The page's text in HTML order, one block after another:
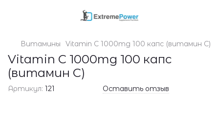
Витамины Vitamin C 1000mg 100 капс (витамин С)
Vitamin C 1000mg 100 капс
(витамин С)
Артикул: 121 Оставить отзыв